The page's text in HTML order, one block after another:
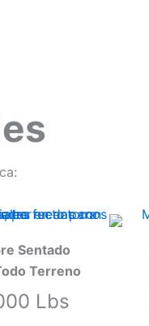
Sentado
Terreno
Lbs